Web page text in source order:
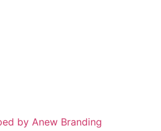
by Anew Branding